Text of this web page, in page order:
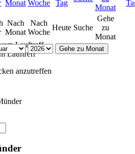
Lauftreff
anzutreffen
Nach
Monat
Nach
Woche
Heute Suche
Gehe
zu
Monat
Gehe zu Monat